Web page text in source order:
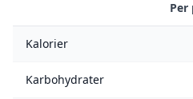
Per
Kalorier
Karbohydrater